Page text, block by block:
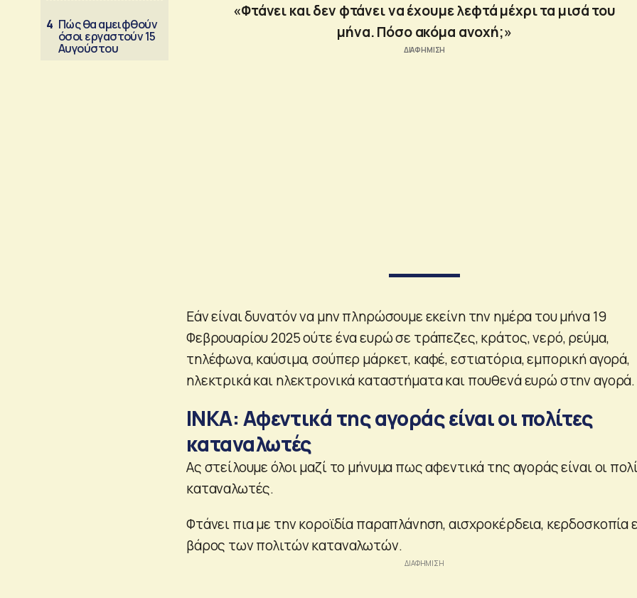
4 Πώς θα αμειφθούν
όσοι εργαστούν 15
Αυγούστου
«Φτάνει και δεν φτάνει να έχουμε λεφτά μέχρι τα μισά του
μήνα. Πόσο ακόμα ανοχή;»
Εάν είναι δυνατόν να μην πληρώσουμε εκείνη την ημέρα του μήνα 19
Φεβρουαρίου 2025 ούτε ένα ευρώ σε τράπεζες, κράτος, νερό, ρεύμα,
τηλέφωνα, καύσιμα, σούπερ μάρκετ, καφέ, εστιατόρια, εμπορική αγορά,
ηλεκτρικά και ηλεκτρονικά καταστήματα και πουθενά ευρώ στην αγορά.
ΙΝΚΑ: Αφεντικά της αγοράς είναι οι πολίτες
καταναλωτές
Ας στείλουμε όλοι μαζί το μήνυμα πως αφεντικά της αγοράς είναι οι
καταναλωτές.
Φτάνει πια με την κοροϊδία παραπλάνηση, αισχροκέρδεια, κερδοσκοπία
βάρος των πολιτών καταναλωτών.